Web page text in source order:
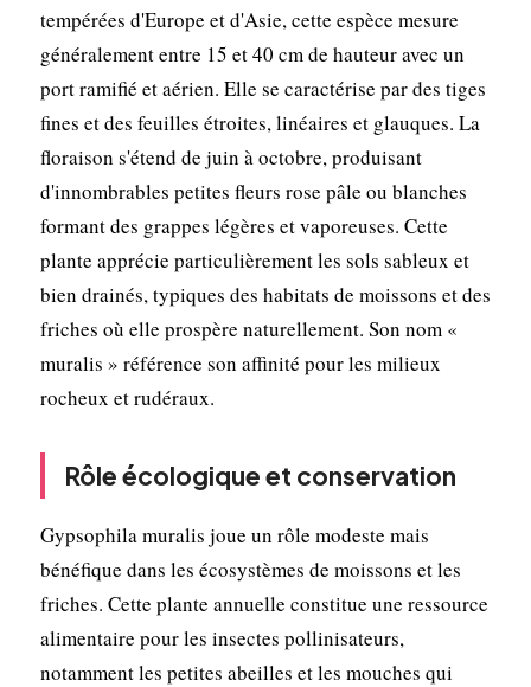
tempérées d'Europe et d'Asie, cette espèce mesure
généralement entre 15 et 40 cm de hauteur avec un
port ramifié et aérien. Elle se caractérise par des tiges
fines et des feuilles étroites, linéaires et glauques. La
floraison s'étend de juin à octobre, produisant
d'innombrables petites fleurs rose pâle ou blanches
formant des grappes légères et vaporeuses. Cette
plante apprécie particulièrement les sols sableux et
bien drainés, typiques des habitats de moissons et des
friches où elle prospère naturellement. Son nom «
muralis » référence son affinité pour les milieux
rocheux et rudéraux.
Rôle écologique et conservation
Gypsophila muralis joue un rôle modeste mais
bénéfique dans les écosystèmes de moissons et les
friches. Cette plante annuelle constitue une ressource
alimentaire pour les insectes pollinisateurs,
notamment les petites abeilles et les mouches qui